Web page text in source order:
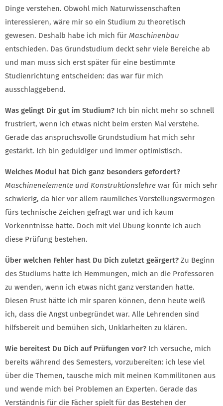
Dinge verstehen. Obwohl mich Naturwissenschaften
interessieren, wäre mir so ein Studium zu theoretisch
gewesen. Deshalb habe ich mich für Maschinenbau
entschieden. Das Grundstudium deckt sehr viele Bereiche ab
und man muss sich erst später für eine bestimmte
Studienrichtung entscheiden: das war für mich
ausschlaggebend.
Was gelingt Dir gut im Studium? Ich bin nicht mehr so schnell
frustriert, wenn ich etwas nicht beim ersten Mal verstehe.
Gerade das anspruchsvolle Grundstudium hat mich sehr
gestärkt. Ich bin geduldiger und immer optimistisch.
Welches Modul hat Dich ganz besonders gefordert?
Maschinenelemente und Konstruktionslehre war für mich sehr
schwierig, da hier vor allem räumliches Vorstellungsvermögen
fürs technische Zeichen gefragt war und ich kaum
Vorkenntnisse hatte. Doch mit viel Übung konnte ich auch
diese Prüfung bestehen.
Über welchen Fehler hast Du Dich zuletzt geärgert? Zu Beginn
des Studiums hatte ich Hemmungen, mich an die Professoren
zu wenden, wenn ich etwas nicht ganz verstanden hatte.
Diesen Frust hätte ich mir sparen können, denn heute weiß
ich, dass die Angst unbegründet war. Alle Lehrenden sind
hilfsbereit und bemühen sich, Unklarheiten zu klären.
Wie bereitest Du Dich auf Prüfungen vor? Ich versuche, mich
bereits während des Semesters, vorzubereiten: ich lese viel
über die Themen, tausche mich mit meinen Kommilitonen aus
und wende mich bei Problemen an Experten. Gerade das
Verständnis für die Fächer spielt für das Bestehen der